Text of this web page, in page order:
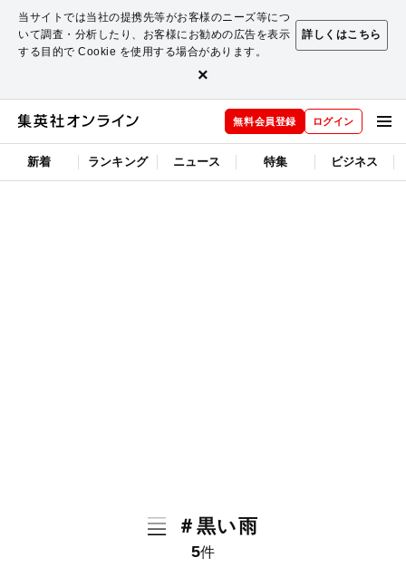
当サイトでは当社の提携先等がお客様のニーズ等につ
いて調査・分析したり、お客様にお勧めの広告を表示
する目的で Cookie を使用する場合があります。
詳しくはこちら
×
無料会員登録 ログイン
新着 ランキング ニュース 特集 ビジネス
＃黒い雨
5件